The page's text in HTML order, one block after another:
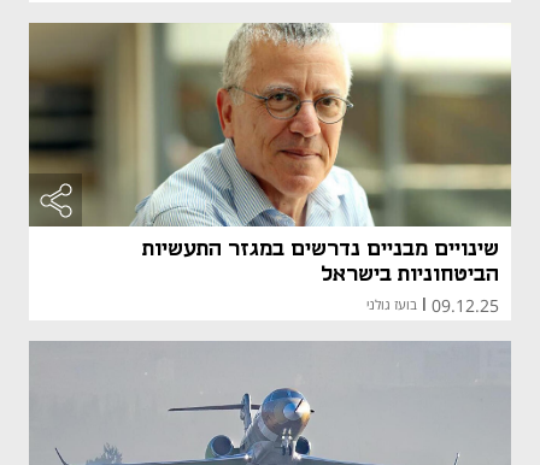
שינויים מבניים נדרשים במגזר התעשיות
הביטחוניות בישראל
09.12.25 בועז גולני